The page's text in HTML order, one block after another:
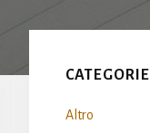
Sidebar
CATEGORIE
Altro